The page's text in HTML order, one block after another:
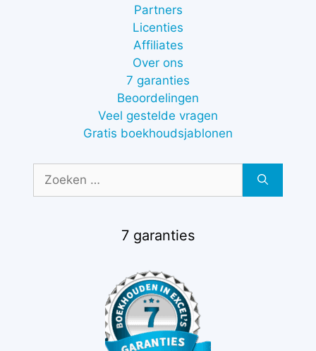
Partners
Licenties
Affiliates
Over ons
7 garanties
Beoordelingen
Veel gestelde vragen
Gratis boekhoudsjablonen
naar:
7 garanties